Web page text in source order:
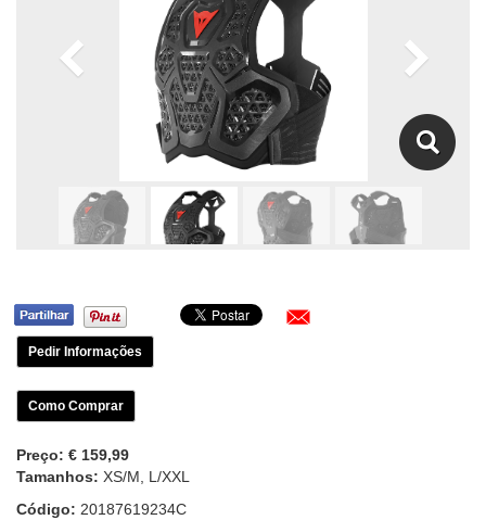
Pedir Informações
Como Comprar
Preço: € 159,99
Tamanhos: XS/M, L/XXL
Código: 20187619234C